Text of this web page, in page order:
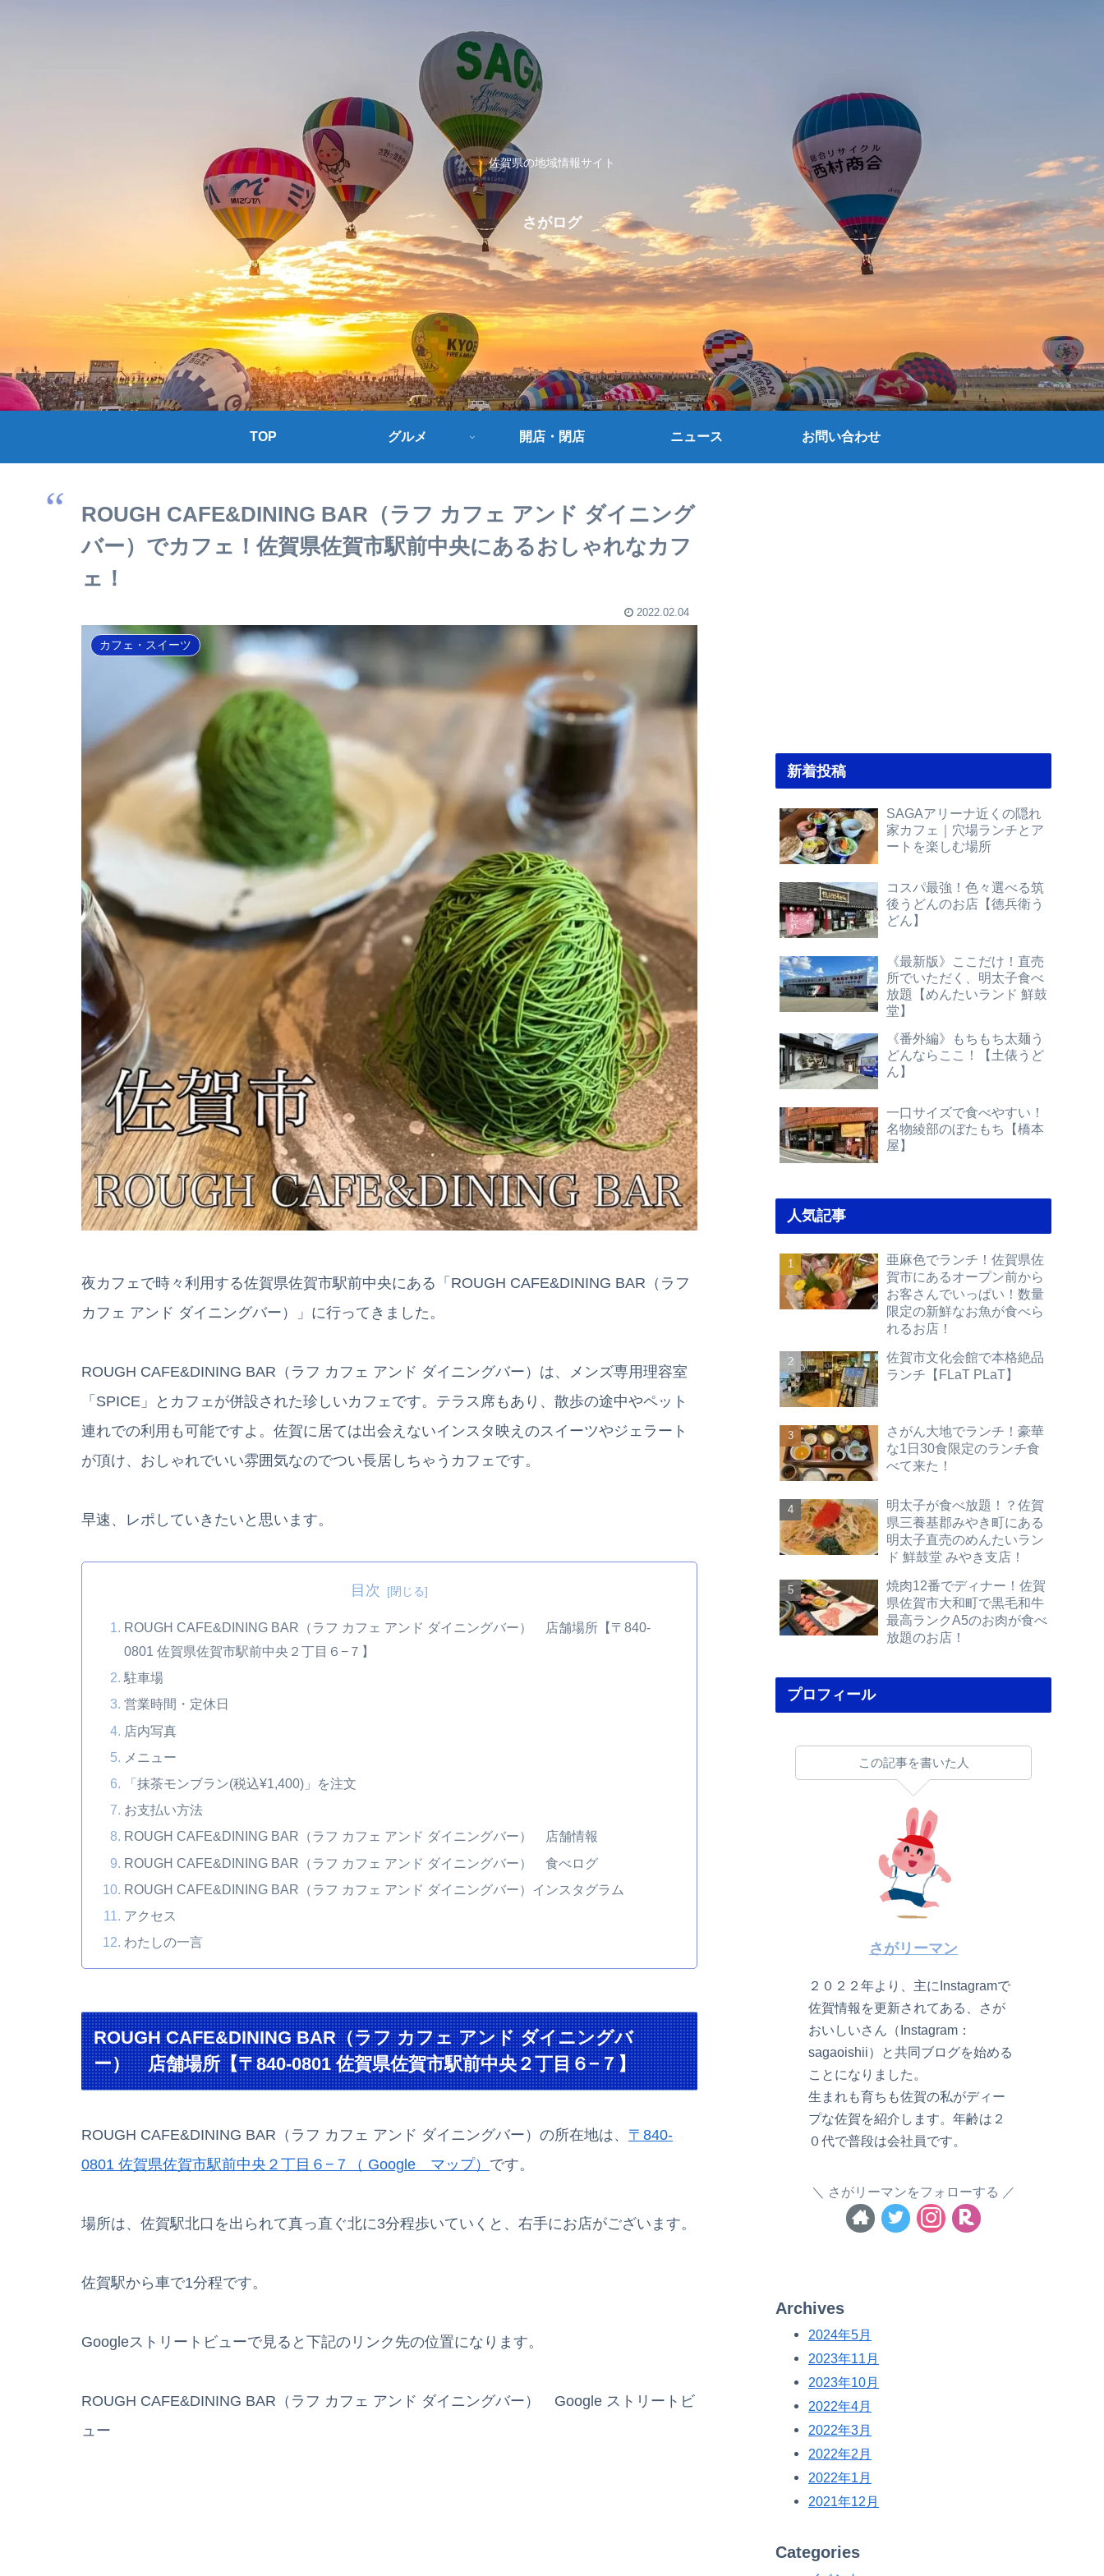
佐賀県の地域情報サイト
さがログ
TOP グルメ 開店・閉店 ニュース お問い合わせ
ROUGH CAFE&DINING BAR（ラフ カフェ アンド ダイニング
バー）でカフェ！佐賀県佐賀市駅前中央にあるおしゃれなカフ
ェ！
2022.02.04
カフェ・スイーツ
夜カフェで時々利用する佐賀県佐賀市駅前中央にある「ROUGH CAFE&DINING BAR（ラフ
カフェ アンド ダイニングバー）」に行ってきました。
ROUGH CAFE&DINING BAR（ラフ カフェ アンド ダイニングバー）は、メンズ専用理容室
「SPICE」とカフェが併設された珍しいカフェです。テラス席もあり、散歩の途中やペット
連れでの利用も可能ですよ。佐賀に居ては出会えないインスタ映えのスイーツやジェラート
が頂け、おしゃれでいい雰囲気なのでつい長居しちゃうカフェです。
早速、レポしていきたいと思います。
目次
ROUGH CAFE&DINING BAR（ラフ カフェ アンド ダイニングバー） 店舗場所【〒840-
0801 佐賀県佐賀市駅前中央２丁目６−７】
駐車場
営業時間・定休日
店内写真
メニュー
「抹茶モンブラン(税込¥1,400)」を注文
お支払い方法
ROUGH CAFE&DINING BAR（ラフ カフェ アンド ダイニングバー） 店舗情報
ROUGH CAFE&DINING BAR（ラフ カフェ アンド ダイニングバー） 食べログ
ROUGH CAFE&DINING BAR（ラフ カフェ アンド ダイニングバー）インスタグラム
アクセス
わたしの一言
ROUGH CAFE&DINING BAR（ラフ カフェ アンド ダイニングバ
ー） 店舗場所【〒840-0801 佐賀県佐賀市駅前中央２丁目６−７】
ROUGH CAFE&DINING BAR（ラフ カフェ アンド ダイニングバー）の所在地は、 〒840-
0801 佐賀県佐賀市駅前中央２丁目６−７（ Google マップ） です。
場所は、佐賀駅北口を出られて真っ直ぐ北に3分程歩いていくと、右手にお店がございます。
佐賀駅から車で1分程です。
Googleストリートビューで見ると下記のリンク先の位置になります。
ROUGH CAFE&DINING BAR（ラフ カフェ アンド ダイニングバー） Google ストリートビ
ュー
新着投稿
SAGAアリーナ近くの隠れ
家カフェ｜穴場ランチとア
ートを楽しむ場所
コスパ最強！色々選べる筑
後うどんのお店【徳兵衛う
どん】
《最新版》ここだけ！直売
所でいただく、明太子食べ
放題【めんたいランド 鮮鼓
堂】
《番外編》もちもち太麺う
どんならここ！【土俵うど
ん】
一口サイズで食べやすい！
名物綾部のぼたもち【橋本
屋】
人気記事
亜麻色でランチ！佐賀県佐
賀市にあるオープン前から
お客さんでいっぱい！数量
限定の新鮮なお魚が食べら
れるお店！
佐賀市文化会館で本格絶品
ランチ【FLaT PLaT】
さがん大地でランチ！豪華
な1日30食限定のランチ食
べて来た！
明太子が食べ放題！？佐賀
県三養基郡みやき町にある
明太子直売のめんたいラン
ド 鮮鼓堂 みやき支店！
焼肉12番でディナー！佐賀
県佐賀市大和町で黒毛和牛
最高ランクA5のお肉が食べ
放題のお店！
プロフィール
この記事を書いた人
さがリーマン
２０２２年より、主にInstagramで
佐賀情報を更新されてある、さが
おいしいさん（Instagram：
sagaoishii）と共同ブログを始める
ことになりました。
生まれも育ちも佐賀の私がディー
プな佐賀を紹介します。年齢は２
０代で普段は会社員です。
さがリーマンをフォローする
Archives
2024年5月
2023年11月
2023年10月
2022年4月
2022年3月
2022年2月
2022年1月
2021年12月
Categories